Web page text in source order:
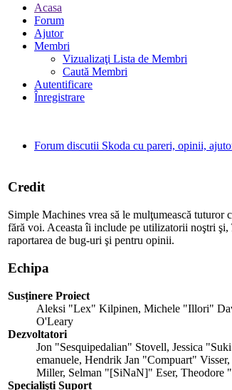
Acasa
Forum
Ajutor
Membri
Vizualizaţi Lista de Membri
Caută Membri
Autentificare
Înregistrare
Forum discutii Skoda cu pareri, opinii,
Credit
Simple Machines vrea să le mulţumească
fără voi. Aceasta îi include pe utilizatorii noştri
raportarea de bug-uri şi pentru opinii.
Echipa
Susținere Proiect
Aleksi "Lex" Kilpinen, Michele "Illori"
O'Leary
Dezvoltatori
Jon "Sesquipedalian" Stovell, Jessica
emanuele, Hendrik Jan "Compuart"
Miller, Selman "[SiNaN]" Eser,
Specialişti Suport